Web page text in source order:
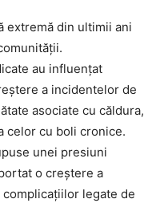
extremă din ultimii ani
au influențat
a incidentelor de
asociate cu căldura,
celor cu boli cronice.
unei presiuni
o creștere a
legate de